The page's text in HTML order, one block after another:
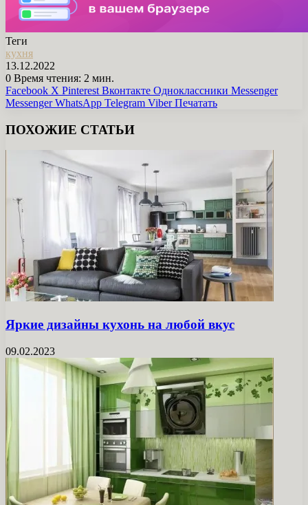
Теги
кухня
13.12.2022
0 Время чтения: 2 мин.
Facebook X Pinterest Вконтакте Одноклассники Messenger
Messenger WhatsApp Telegram Viber Печатать
ПОХОЖИЕ СТАТЬИ
Яркие дизайны кухонь на любой вкус
09.02.2023